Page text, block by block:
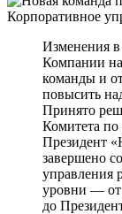
Корпоративное
Изменения в
Компании
команды и
повысить
Принято
Комитета по
Президент
завершено
управления
уровни — от
до